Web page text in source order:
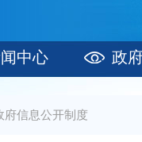
中心 政
府信息公开制度